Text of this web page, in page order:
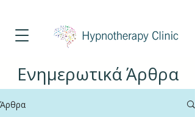
Ενημερωτικά Άρθρα
Άρθρα